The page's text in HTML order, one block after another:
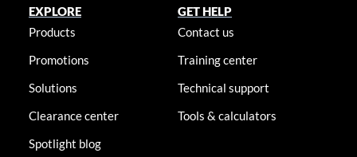
EXPLORE
Products
Promotions
Solutions
Clearance center
Spotlight blog
GET HELP
Contact us
Training center
Technical support
Tools & calculators